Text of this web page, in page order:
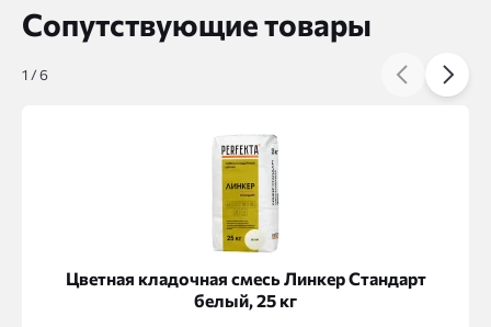
Сопутствующие товары
Цветная кладочная смесь Линкер Стандарт
белый, 25 кг
1 /6